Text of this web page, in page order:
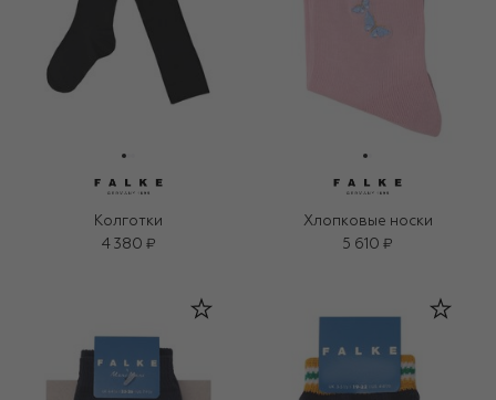
Колготки
4 380 ₽
Хлопковые носки
5 610 ₽